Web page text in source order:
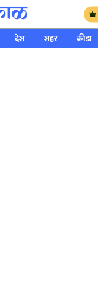
देश शहर क्रीडा